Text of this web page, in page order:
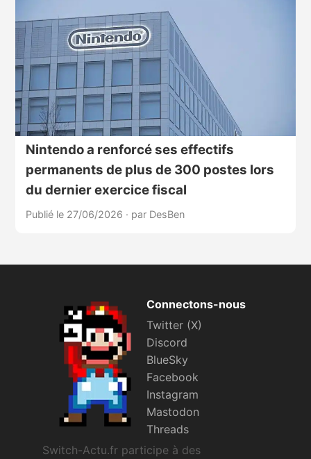
Nintendo a renforcé ses effectifs
permanents de plus de 300 postes lors
du dernier exercice fiscal
Publié le 27/06/2026 · par DesBen
Connectons-nous
Twitter (X)
Discord
BlueSky
Facebook
Instagram
Mastodon
Threads
Switch-Actu.fr participe à des